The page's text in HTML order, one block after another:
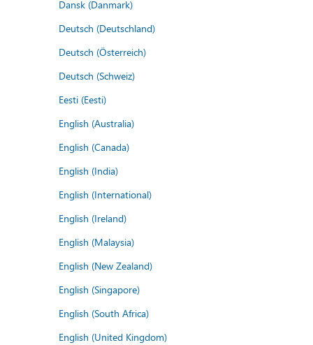
Dansk (Danmark)
Deutsch (Deutschland)
Deutsch (Österreich)
Deutsch (Schweiz)
Eesti (Eesti)
English (Australia)
English (Canada)
English (India)
English (International)
English (Ireland)
English (Malaysia)
English (New Zealand)
English (Singapore)
English (South Africa)
English (United Kingdom)